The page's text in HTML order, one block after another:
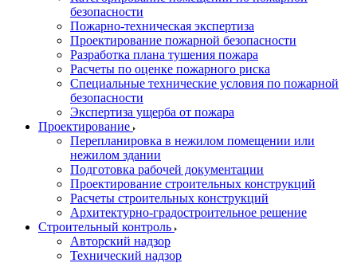
безопасности
Пожарно-техническая экспертиза
Проектирование пожарной безопасности
Разработка плана тушения пожара
Расчеты по оценке пожарного риска
Специальные технические условия по пожарной
безопасности
Экспертиза ущерба от пожара
Проектирование
Перепланировка в нежилом помещении или
нежилом здании
Подготовка рабочей документации
Проектирование строительных конструкций
Расчеты строительных конструкций
Архитектурно-градостроительное решение
Строительный контроль
Авторский надзор
Технический надзор